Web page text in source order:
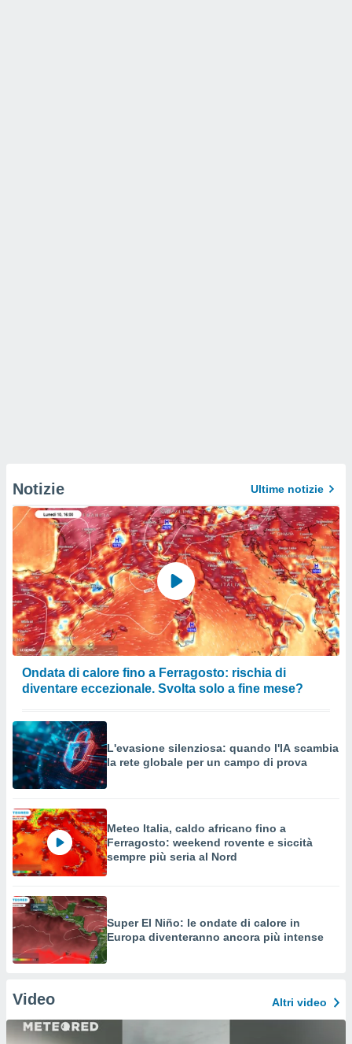
Notizie Ultime notizie
Ondata di calore fino a Ferragosto: rischia di
diventare eccezionale. Svolta solo a fine mese?
L'evasione silenziosa: quando l'IA scambia
la rete globale per un campo di prova
Meteo Italia, caldo africano fino a
Ferragosto: weekend rovente e siccità
sempre più seria al Nord
Super El Niño: le ondate di calore in
Europa diventeranno ancora più intense
Video Altri video